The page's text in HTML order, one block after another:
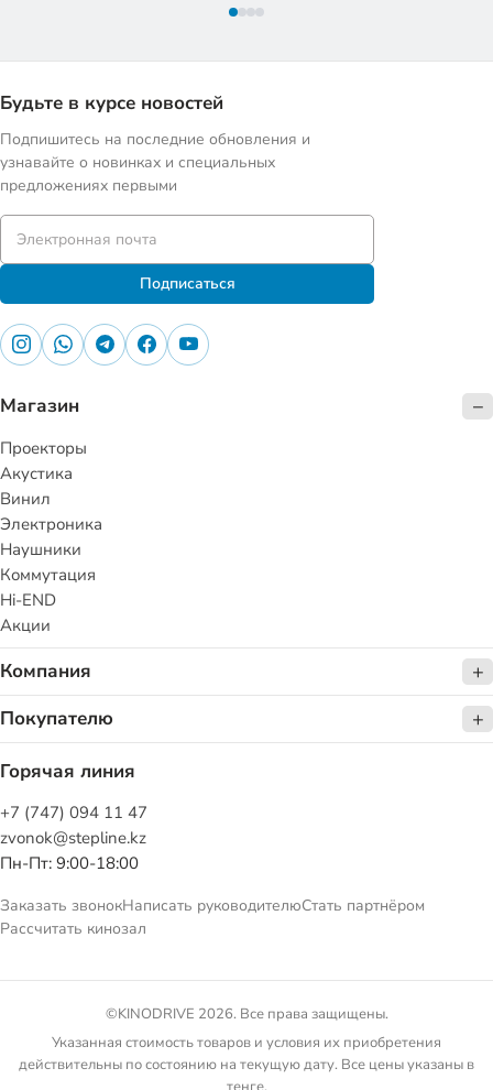
Будьте в курсе новостей
Подпишитесь на последние обновления и
узнавайте о новинках и специальных
предложениях первыми
Подписаться
Магазин
Проекторы
Акустика
Винил
Электроника
Наушники
Коммутация
Hi-END
Акции
Компания
Покупателю
Горячая линия
+7 (747) 094 11 47
zvonok@stepline.kz
Пн-Пт: 9:00-18:00
Заказать звонокНаписать руководителюСтать партнёром
Рассчитать кинозал
©KINODRIVE 2026. Все права защищены.
Указанная стоимость товаров и условия их приобретения
действительны по состоянию на текущую дату. Все цены указаны в